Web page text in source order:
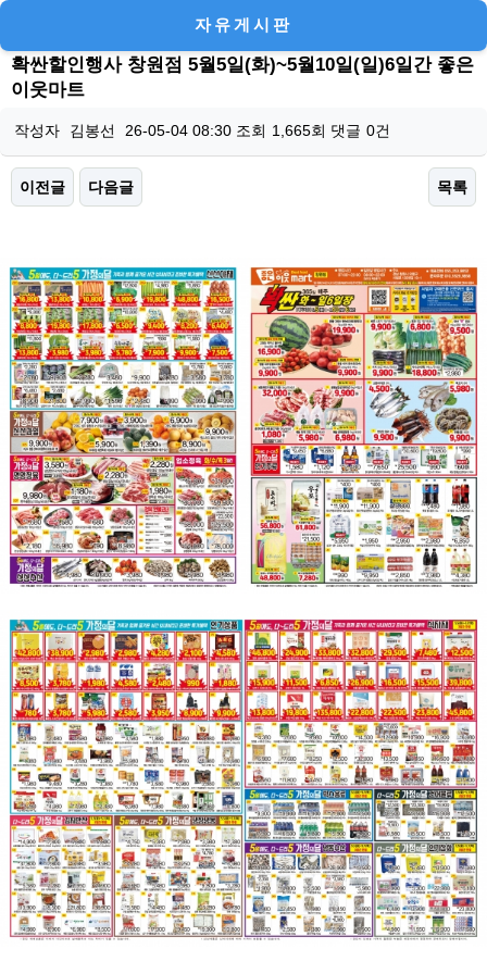
자유게시판
확싼할인행사 창원점 5월5일(화)~5월10일(일)6일간 좋은
이웃마트
작성자 김봉선 26-05-04 08:30조회 1,665회 댓글 0건
이전글 다음글 목록
본문